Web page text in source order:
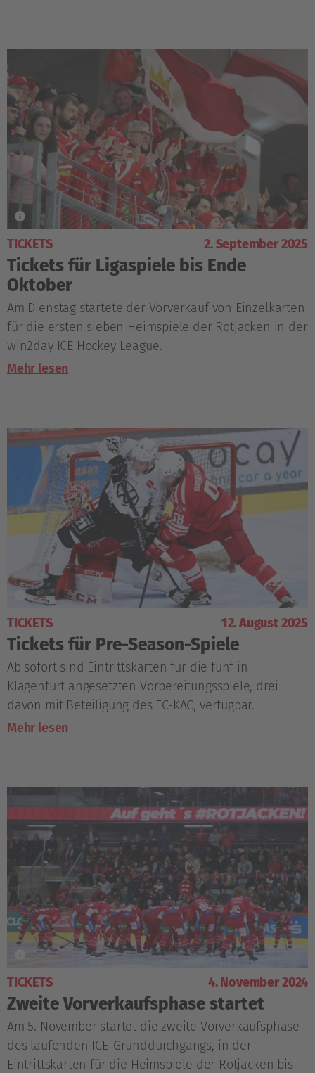
TICKETS 2. September 2025
Tickets für Ligaspiele bis Ende
Oktober
Am Dienstag startete der Vorverkauf von Einzelkarten
für die ersten sieben Heimspiele der Rotjacken in der
win2day ICE Hockey League.
Mehr lesen
TICKETS 12. August 2025
Tickets für Pre-Season-Spiele
Ab sofort sind Eintrittskarten für die fünf in
Klagenfurt angesetzten Vorbereitungsspiele, drei
davon mit Beteiligung des EC-KAC, verfügbar.
Mehr lesen
TICKETS 4. November 2024
Zweite Vorverkaufsphase startet
Am 5. November startet die zweite Vorverkaufsphase
des laufenden ICE-Grunddurchgangs, in der
Eintrittskarten für die Heimspiele der Rotjacken bis